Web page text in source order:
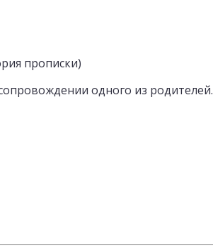
прописки)
одного из родителей.